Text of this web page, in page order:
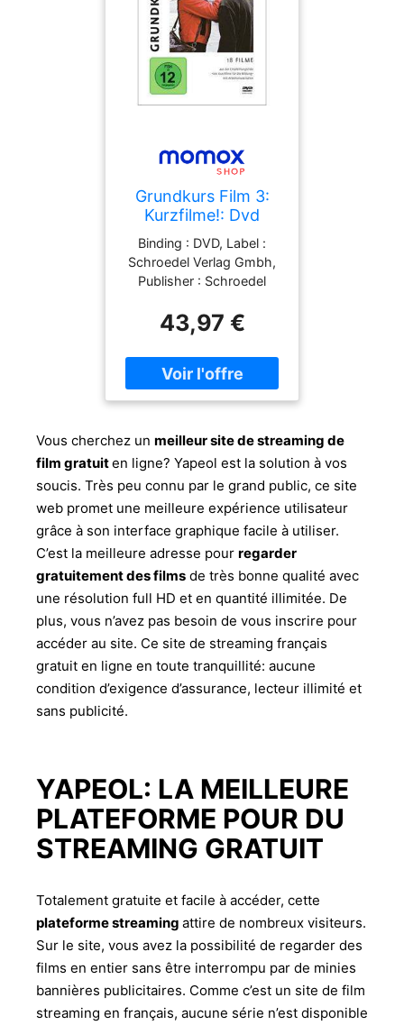
Grundkurs Film 3:
Kurzfilme!: Dvd
Binding : DVD, Label :
Schroedel Verlag Gmbh,
Publisher : Schroedel
DVD, publicationDate :
2013-03-29, languages :
german, ISBN :
3507100347
43,97 €
Vous cherchez un meilleur site de streaming de
film gratuiten ligne? Yapeol est la solution à vos
soucis. Très peu connu par le grand public, ce site
web promet une meilleure expérience utilisateur
grâce à son interface graphique facile à utiliser.
C’est la meilleure adresse pour regarder
gratuitement des films de très bonne qualité avec
une résolution full HD et en quantité illimitée. De
plus, vous n’avez pas besoin de vous inscrire pour
accéder au site. Ce site de streaming français
gratuit en ligne en toute tranquillité: aucune
condition d’exigence d’assurance, lecteur illimité et
sans publicité.
YAPEOL: LA MEILLEURE
PLATEFORME POUR DU
STREAMING GRATUIT
Totalement gratuite et facile à accéder, cette
plateforme streaming attire de nombreux visiteurs.
Sur le site, vous avez la possibilité de regarder des
films en entier sans être interrompu par de minies
bannières publicitaires. Comme c’est un site de film
streaming en français, aucune série n’est disponible